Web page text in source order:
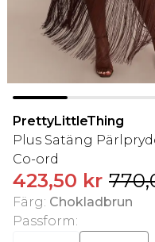
PrettyLittleThing
Plus Satäng
Co-ord
423,50 kr
Färg: Chokladbrun
Passform: